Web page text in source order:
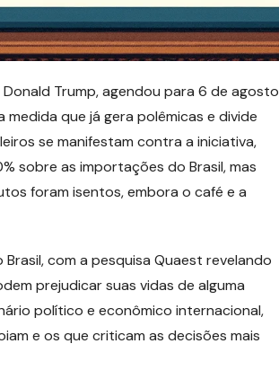
Trump, agendou para 6 de agosto
que já gera polêmicas e divide
se manifestam contra a iniciativa,
sobre as importações do Brasil, mas
foram isentos, embora o café e a
com a pesquisa Quaest revelando
prejudicar suas vidas de alguma
político e econômico internacional,
e os que criticam as decisões mais